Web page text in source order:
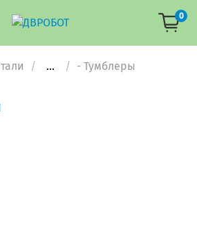
0
... - Тумблеры